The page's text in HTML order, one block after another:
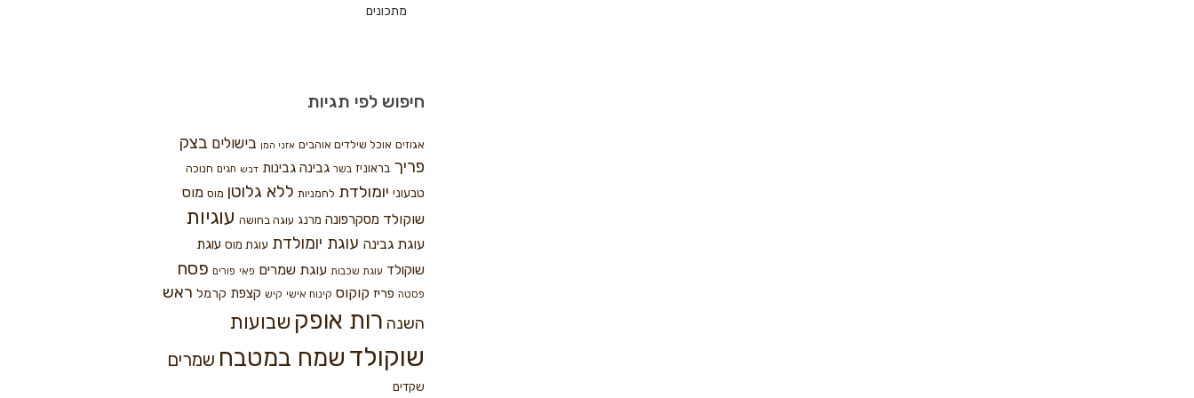
מתכונים
חיפוש לפי תגיות
אגוזים אוכל שילדים אוהבים אזני המן בישולים בצק
פריך בראוניז בשר גבינה גבינות דבש חגים חנוכה
טבעוני יומולדת לחמניות ללא גלוטן מוס מוס
שוקולד מסקרפונה מרנג עוגה בחושה עוגיות
עוגת גבינה עוגת יומולדת עוגת מוס עוגת
שוקולד עוגת שכבות עוגת שמרים פאי פורים פסח
פסטה פריז קוקוס קינוח אישי קיש קצפת קרמל ראש
השנה רות אופק שבועות
שוקולד שמח במטבח שמרים
שקדים